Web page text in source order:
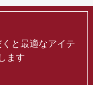
と最適なアイテ
ます